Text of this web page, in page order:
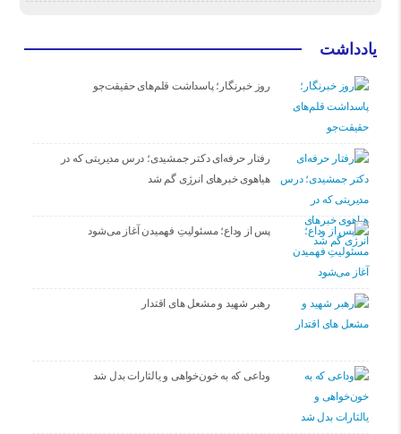
یادداشت
روز خبرنگار؛ پاسداشت قلم‌های حقیقت‌جو
رفتار حرفه‌ای دکتر جمشیدی؛ درس مدیریتی که در
هیاهوی خبرهای انرژی گم شد
پس از وداع؛ مسئولیتِ فهمیدن آغاز می‌شود
رهبر شهید و مشعل های اقتدار
وداعی که به خون‌خواهی و یالثارات بدل شد